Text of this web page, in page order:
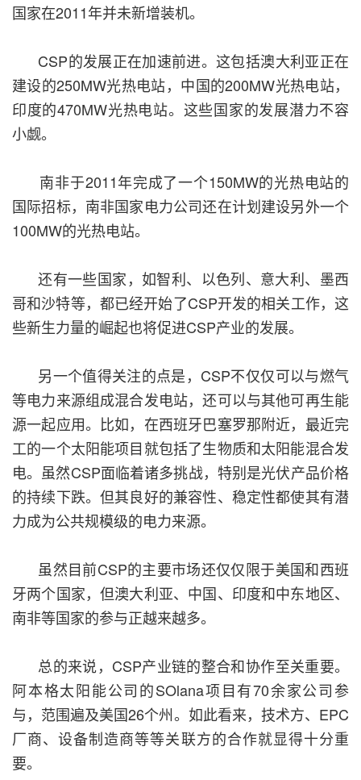
国家在2011年并未新增装机。
CSP的发展正在加速前进。这包括澳大利亚正在
建设的250MW光热电站，中国的200MW光热电站，
印度的470MW光热电站。这些国家的发展潜力不容
小觑。
南非于2011年完成了一个150MW的光热电站的
国际招标，南非国家电力公司还在计划建设另外一个
100MW的光热电站。
还有一些国家，如智利、以色列、意大利、墨西
哥和沙特等，都已经开始了CSP开发的相关工作，这
些新生力量的崛起也将促进CSP产业的发展。
另一个值得关注的点是，CSP不仅仅可以与燃气
等电力来源组成混合发电站，还可以与其他可再生能
源一起应用。比如，在西班牙巴塞罗那附近，最近完
工的一个太阳能项目就包括了生物质和太阳能混合发
电。虽然CSP面临着诸多挑战，特别是光伏产品价格
的持续下跌。但其良好的兼容性、稳定性都使其有潜
力成为公共规模级的电力来源。
虽然目前CSP的主要市场还仅仅限于美国和西班
牙两个国家，但澳大利亚、中国、印度和中东地区、
南非等国家的参与正越来越多。
总的来说，CSP产业链的整合和协作至关重要。
阿本格太阳能公司的SOlana项目有70余家公司参
与，范围遍及美国26个州。如此看来，技术方、EPC
厂商、设备制造商等等关联方的合作就显得十分重
要。